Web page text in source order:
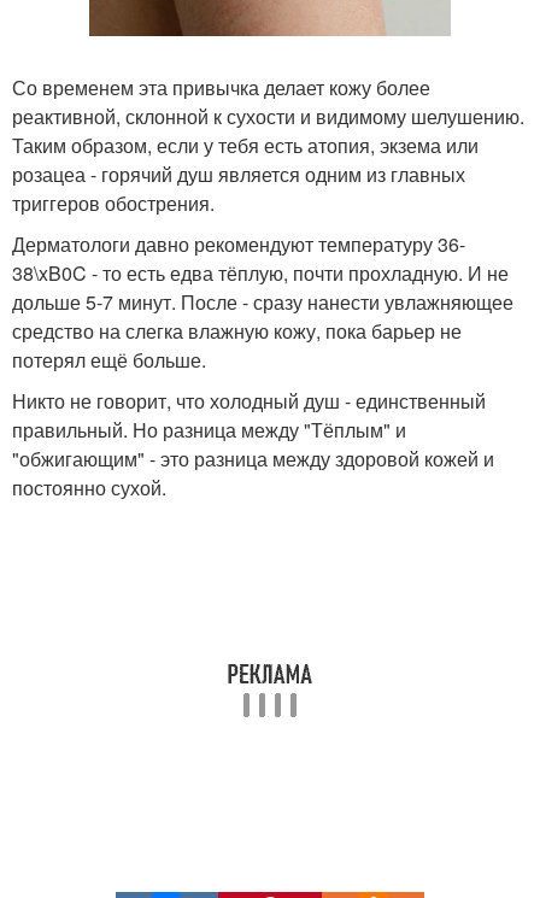
Со временем эта привычка делает кожу более
реактивной, склонной к сухости и видимому шелушению.
Таким образом, если у тебя есть атопия, экзема или
розацеа - горячий душ является одним из главных
триггеров обострения.
Дерматологи давно рекомендуют температуру 36-
38\xB0C - то есть едва тёплую, почти прохладную. И не
дольше 5-7 минут. После - сразу нанести увлажняющее
средство на слегка влажную кожу, пока барьер не
потерял ещё больше.
Никто не говорит, что холодный душ - единственный
правильный. Но разница между "Тёплым" и
"обжигающим" - это разница между здоровой кожей и
постоянно сухой.